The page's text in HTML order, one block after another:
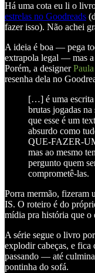
Há uma cota eu li o
estrelas no Goodreads
fazer isso). Não achei
A ideia é boa — pega
extrapola legal — mas
Porém, a designer
resenha dela no
[…] é uma escrita
brutas jogadas
que esse é um
absurdo como
QUE-FAZER-
mas ao mesmo
pergunto quem
comprometê-las.
Porra mermão, fizeram
IS. O roteiro é do
mídia pra história que o
A série segue o livro
explodir cabeças, e fica
passando — até
pontinha do sofá.